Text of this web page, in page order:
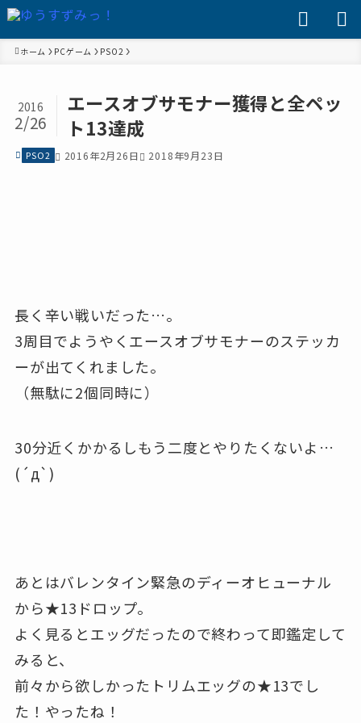
ホーム PCゲーム PSO2
エースオブサモナー獲得と全ペッ
ト13達成
2016
2/26
PSO2 2016年2月26日 2018年9月23日
長く辛い戦いだった…。
3周目でようやくエースオブサモナーのステッカ
ーが出てくれました。
（無駄に2個同時に）
30分近くかかるしもう二度とやりたくないよ…
(´д`)
あとはバレンタイン緊急のディーオヒューナル
から★13ドロップ。
よく見るとエッグだったので終わって即鑑定して
みると、
前々から欲しかったトリムエッグの★13でし
た！やったね！